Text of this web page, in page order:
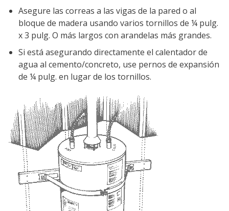
Asegure las correas a las vigas de la pared o al
bloque de madera usando varios tornillos de ¼ pulg.
x 3 pulg. O más largos con arandelas más grandes.
Si está asegurando directamente el calentador de
agua al cemento/concreto, use pernos de expansión
de ¼ pulg. en lugar de los tornillos.